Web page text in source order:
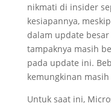
nikmati di insider
kesiapannya,
dalam update
tampaknya masih
pada update ini.
kemungkinan
Untuk saat ini,